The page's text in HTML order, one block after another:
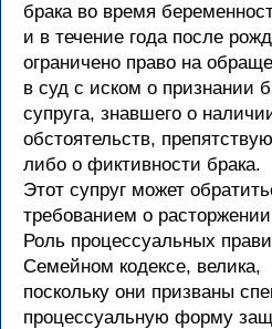
брака во время
и в течение года после
ограничено право на
в суд с иском о признании
супруга, знавшего о
обстоятельств,
либо о фиктивности брака.
Этот супруг может
требованием о
Роль процессуальных
Семейном кодексе, велика,
поскольку они призваны
процессуальную форму